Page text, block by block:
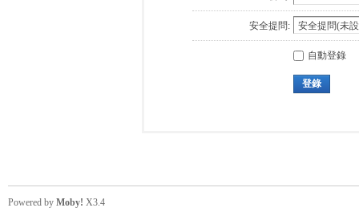
安全提問:
自動登錄
登錄
Powered by Moby! X3.4